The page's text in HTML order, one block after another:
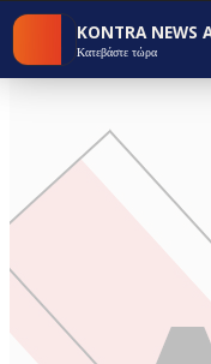
KONTRA NEWS
Κατεβάστε τώρα